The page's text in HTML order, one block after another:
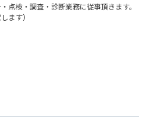
点検・調査・診断業務に従事頂きます。
ます）
鉄構分野、道路分野、港湾・海岸分野、
発電分野、地熱分野、地質分野
極的に進め、社員一人一人のスキル向上